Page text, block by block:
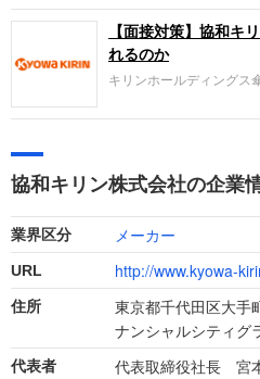
の12％増収が鮮明となり
え、国内依存から脱却
ェーズ。変革期にある同
を整理します。
【面接対策】協和キ
れるのか
キリンホールディングス
和キリンへの転職。採
仕事への取り組み方や成
前にしっかり対策をすす
協和キリン株式会社の企業
業界区分 メーカー
URL http://www.kyowa-
住所
東京都千代田区大手
ナンシャルシティグ
代表者 代表取締役社長 宮